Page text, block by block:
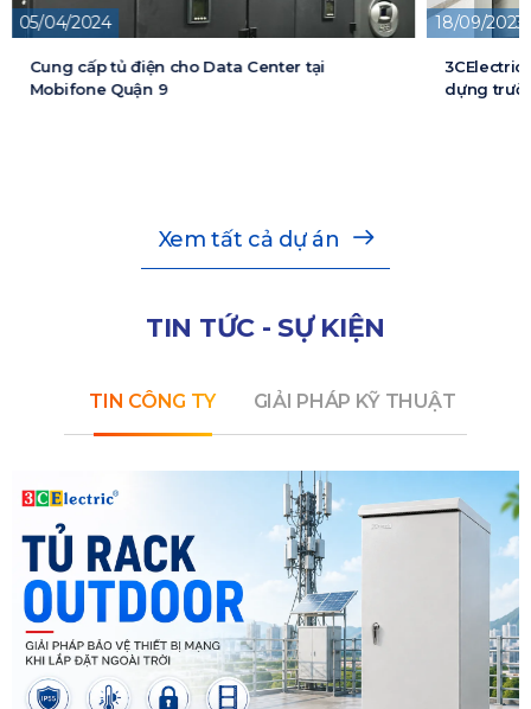
05/04/2024
Cung cấp tủ điện cho Data Center tại
Mobifone Quận 9
18/09/2023
3CElectric
dựng
Xem tất cả dự án
TIN TỨC - SỰ KIỆN
TIN CÔNG TY GIẢI PHÁP KỸ THUẬT